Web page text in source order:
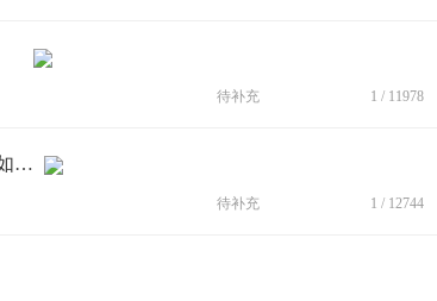
待补充 1 / 11978
[BUG]扩展虚拟内存和PPT商务文件拍摄功能如何实现
待补充 1 / 12744